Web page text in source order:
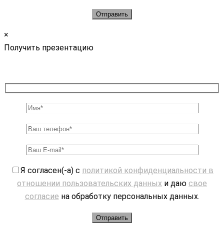
×
Получить презентацию
Я согласен(-а) с политикой конфиденциальности в
отношении пользовательских данных и даю свое
согласие на обработку персональных данных.